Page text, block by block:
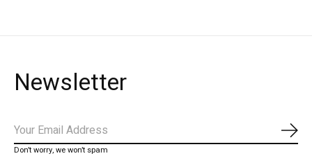
Newsletter
Don’t worry, we won’t spam